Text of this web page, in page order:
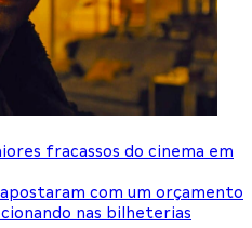
fracassos do cinema em
com um orçamento
nas bilheterias